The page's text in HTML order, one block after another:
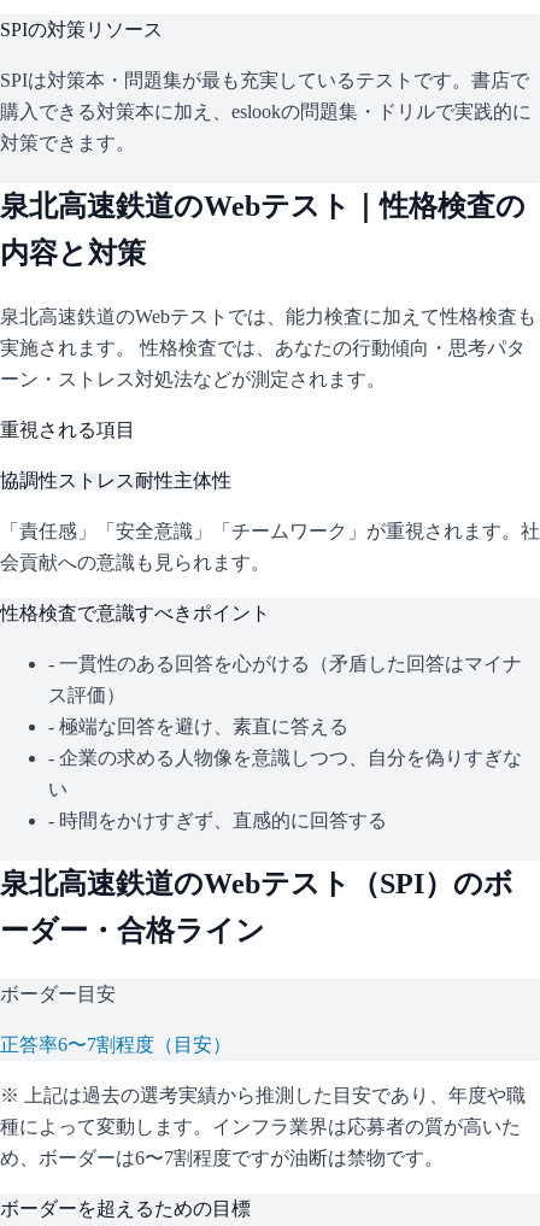
SPIの対策リソース
SPIは対策本・問題集が最も充実しているテストです。書店で
購入できる対策本に加え、eslookの問題集・ドリルで実践的に
対策できます。
泉北高速鉄道のWebテスト｜性格検査の
内容と対策
泉北高速鉄道のWebテストでは、能力検査に加えて性格検査も
実施されます。 性格検査では、あなたの行動傾向・思考パタ
ーン・ストレス対処法などが測定されます。
重視される項目
協調性ストレス耐性主体性
「責任感」「安全意識」「チームワーク」が重視されます。社
会貢献への意識も見られます。
性格検査で意識すべきポイント
- 一貫性のある回答を心がける（矛盾した回答はマイナ
ス評価）
- 極端な回答を避け、素直に答える
- 企業の求める人物像を意識しつつ、自分を偽りすぎな
い
- 時間をかけすぎず、直感的に回答する
泉北高速鉄道のWebテスト（SPI）のボ
ーダー・合格ライン
ボーダー目安
正答率6〜7割程度（目安）
※ 上記は過去の選考実績から推測した目安であり、年度や職
種によって変動します。 インフラ業界は応募者の質が高いた
め、ボーダーは6〜7割程度ですが油断は禁物です。
ボーダーを超えるための目標